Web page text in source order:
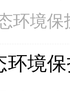
环境保
环境